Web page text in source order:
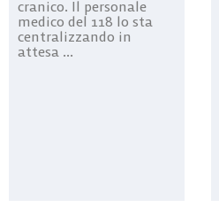
cranico. Il personale
medico del 118 lo sta
centralizzando in
attesa ...